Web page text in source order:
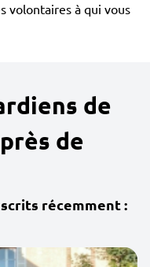
volontaires à qui vous
de
de
récemment :